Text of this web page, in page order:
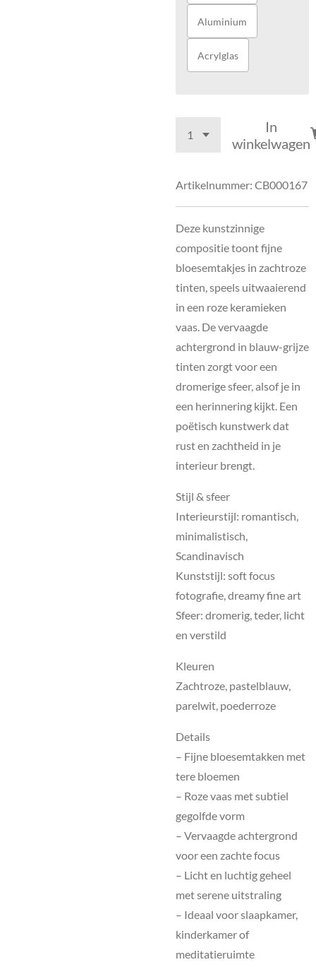
Aluminium
Acrylglas
In
winkelwagen
Artikelnummer: CB000167
Deze kunstzinnige
compositie toont fijne
bloesemtakjes in zachtroze
tinten, speels uitwaaierend
in een roze keramieken
vaas. De vervaagde
achtergrond in blauw-grijze
tinten zorgt voor een
dromerige sfeer, alsof je in
een herinnering kijkt. Een
poëtisch kunstwerk dat
rust en zachtheid in je
interieur brengt.
Stijl & sfeer
Interieurstijl: romantisch,
minimalistisch,
Scandinavisch
Kunststijl: soft focus
fotografie, dreamy fine art
Sfeer: dromerig, teder, licht
en verstild
Kleuren
Zachtroze, pastelblauw,
parelwit, poederroze
Details
– Fijne bloesemtakken met
tere bloemen
– Roze vaas met subtiel
gegolfde vorm
– Vervaagde achtergrond
voor een zachte focus
– Licht en luchtig geheel
met serene uitstraling
– Ideaal voor slaapkamer,
kinderkamer of
meditatieruimte